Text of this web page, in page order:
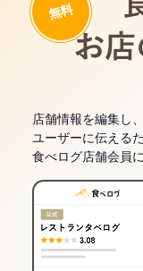
無料
店舗情報を編集し
ユーザーに伝える
食べログ店舗会員